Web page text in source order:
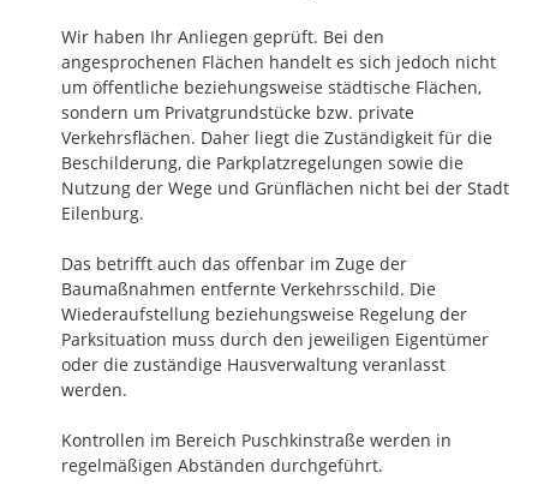
Wir haben Ihr Anliegen geprüft. Bei den
angesprochenen Flächen handelt es sich jedoch nicht
um öffentliche beziehungsweise städtische Flächen,
sondern um Privatgrundstücke bzw. private
Verkehrsflächen. Daher liegt die Zuständigkeit für die
Beschilderung, die Parkplatzregelungen sowie die
Nutzung der Wege und Grünflächen nicht bei der Stadt
Eilenburg.
Das betrifft auch das offenbar im Zuge der
Baumaßnahmen entfernte Verkehrsschild. Die
Wiederaufstellung beziehungsweise Regelung der
Parksituation muss durch den jeweiligen Eigentümer
oder die zuständige Hausverwaltung veranlasst
werden.
Kontrollen im Bereich Puschkinstraße werden in
regelmäßigen Abständen durchgeführt.